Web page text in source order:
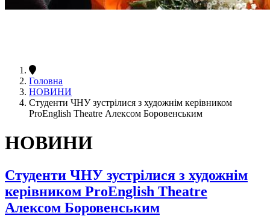
Головна
НОВИНИ
Студенти ЧНУ зустрілися з художнім керівником
ProEnglish Theatre Алексом Боровенським
НОВИНИ
Студенти ЧНУ зустрілися з художнім
керівником ProEnglish Theatre
Алексом Боровенським